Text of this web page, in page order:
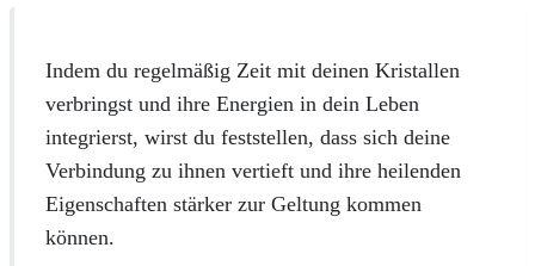
Indem du regelmäßig Zeit mit deinen Kristallen
verbringst und ihre Energien in dein Leben
integrierst, wirst du feststellen, dass sich deine
Verbindung zu ihnen vertieft und ihre heilenden
Eigenschaften stärker zur Geltung kommen
können.